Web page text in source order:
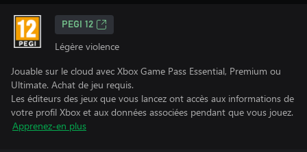
PEGI 12
Légère violence
Jouable sur le cloud avec Xbox Game Pass Essential, Premium ou
Ultimate. Achat de jeu requis.
Les éditeurs des jeux que vous lancez ont accès aux informations de
votre profil Xbox et aux données associées pendant que vous jouez.
Apprenez-en plus